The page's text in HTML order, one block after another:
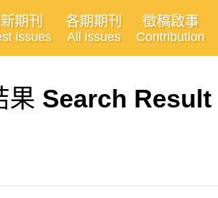
期刊
issues
各期期刊
All issues
徵稿啟事
Contribution
果 Search Result